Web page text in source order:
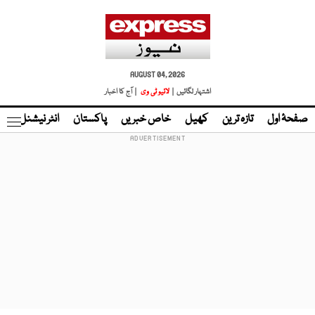
AUGUST 04, 2026
اشتہار لگائیں |
لائیو ٹی وی | آج کا اخبار
صفحۂ اول تازہ ترین کھیل خاص خبریں پاکستان انٹر نیشنل